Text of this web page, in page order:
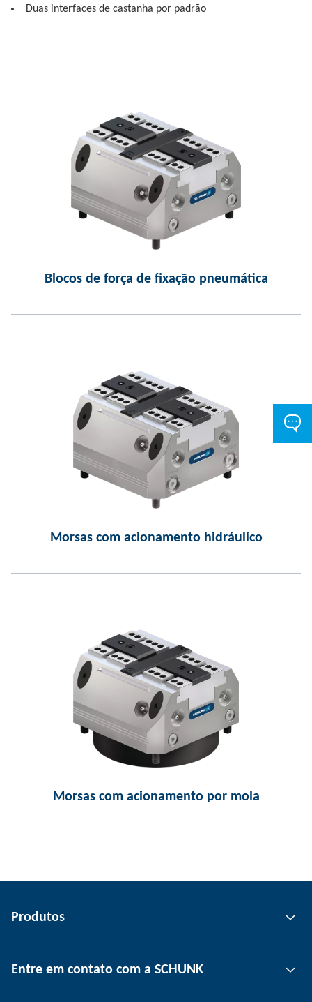
Duas interfaces de castanha por padrão
Blocos de força de fixação pneumática
Morsas com acionamento hidráulico
Morsas com acionamento por mola
Produtos
Tecnologia de automação
Entre em contato com a SCHUNK